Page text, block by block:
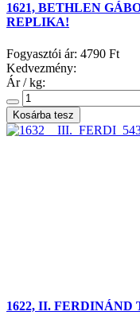
1621, BETHLEN
REPLIKA!
Fogyasztói ár: 4790 Ft
Kedvezmény:
Ár / kg:
1622, II.